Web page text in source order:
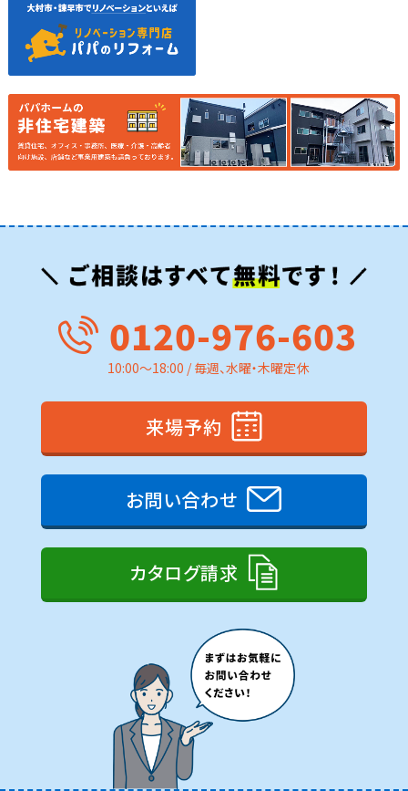
0120-976-603
10:00～18:00 / 毎週、水曜・木曜定休
来場予約
お問い合わせ
カタログ請求